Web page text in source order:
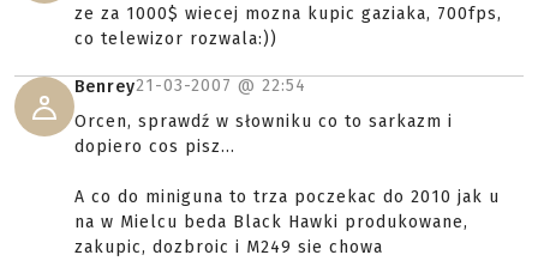
ze za 1000$ wiecej mozna kupic gaziaka, 700fps,
co telewizor rozwala:))
Benrey21-03-2007 @ 22:54
Orcen, sprawdź w słowniku co to sarkazm i
dopiero cos pisz...
A co do miniguna to trza poczekac do 2010 jak u
na w Mielcu beda Black Hawki produkowane,
zakupic, dozbroic i M249 sie chowa